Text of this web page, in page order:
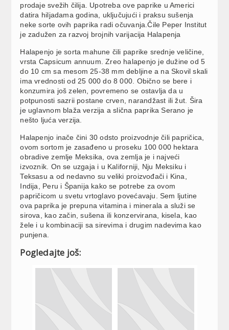
prodaje svežih čilija. Upotreba ove paprike u Americi
datira hiljadama godina, uključujući i praksu sušenja
neke sorte ovih paprika radi očuvanja.Čile Peper Institut
je zadužen za razvoj brojnih varijacija Halapenja
Halapenjo je sorta mahune čili paprike srednje veličine,
vrsta Capsicum annuum. Zreo halapenjo je dužine od 5
do 10 cm sa mesom 25-38 mm debljine a na Skovil skali
ima vrednosti od 25 000 do 8 000. Obično se bere i
konzumira još zelen, povremeno se ostavlja da u
potpunosti sazrii postane crven, narandžast ili žut. Šira
je uglavnom blaža verzija a slična paprika Serano je
nešto ljuća verzija.
Halapenjo inače čini 30 odsto proizvodnje čili papričica,
ovom sortom je zasađeno u proseku 100 000 hektara
obradive zemlje Meksika, ova zemlja je i najveći
izvoznik. On se uzgaja i u Kaliforniji, Nju Meksiku i
Teksasu a od nedavno su veliki proizvođači i Kina,
Indija, Peru i Španija kako se potrebe za ovom
papričicom u svetu vrtoglavo povećavaju. Sem ljutine
ova paprika je prepuna vitamina i minerala a služi se
sirova, kao začin, sušena ili konzervirana, kisela, kao
žele i u kombinaciji sa sirevima i drugim nadevima kao
punjena.
Pogledajte još: